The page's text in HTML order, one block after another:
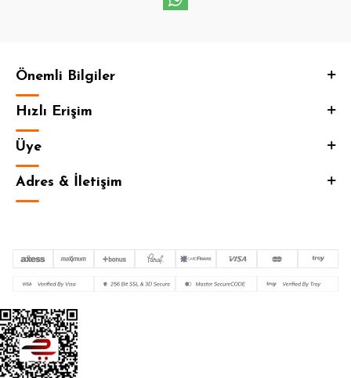
Önemli Bilgiler
Hızlı Erişim
Üye
Adres & İletişim